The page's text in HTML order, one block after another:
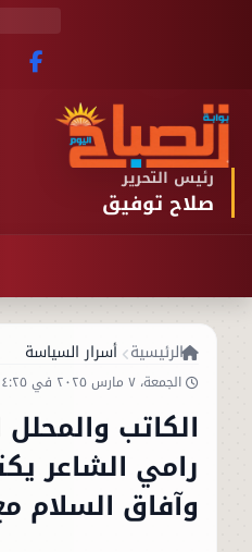
رئيس التحرير
صلاح توفيق
الرئيسية أسرار السياسة
الجمعة، ٧ مارس ٢٠٢٥ في ٠٤:٢٥ م
الكاتب
رامي الشاعر
وآفاق السلام